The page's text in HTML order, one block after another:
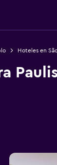
Hoteles en